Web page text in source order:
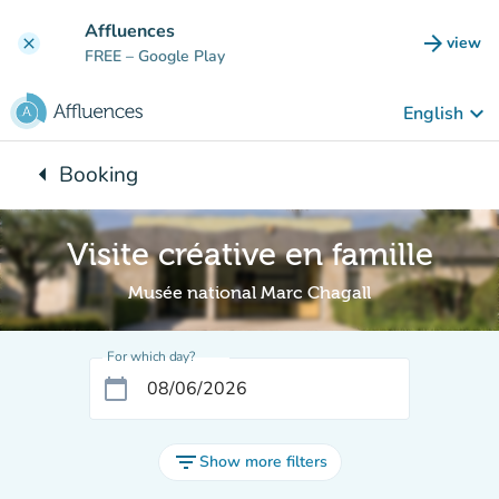
clear Affluences
FREE – Google Play arrow_forward view
(new
English keyboard_arrow_down
arrow_leftBack to:
Booking
Visite créative en famille
Musée national Marc Chagall
For which day?
calendar_today
filter_listShow more filters